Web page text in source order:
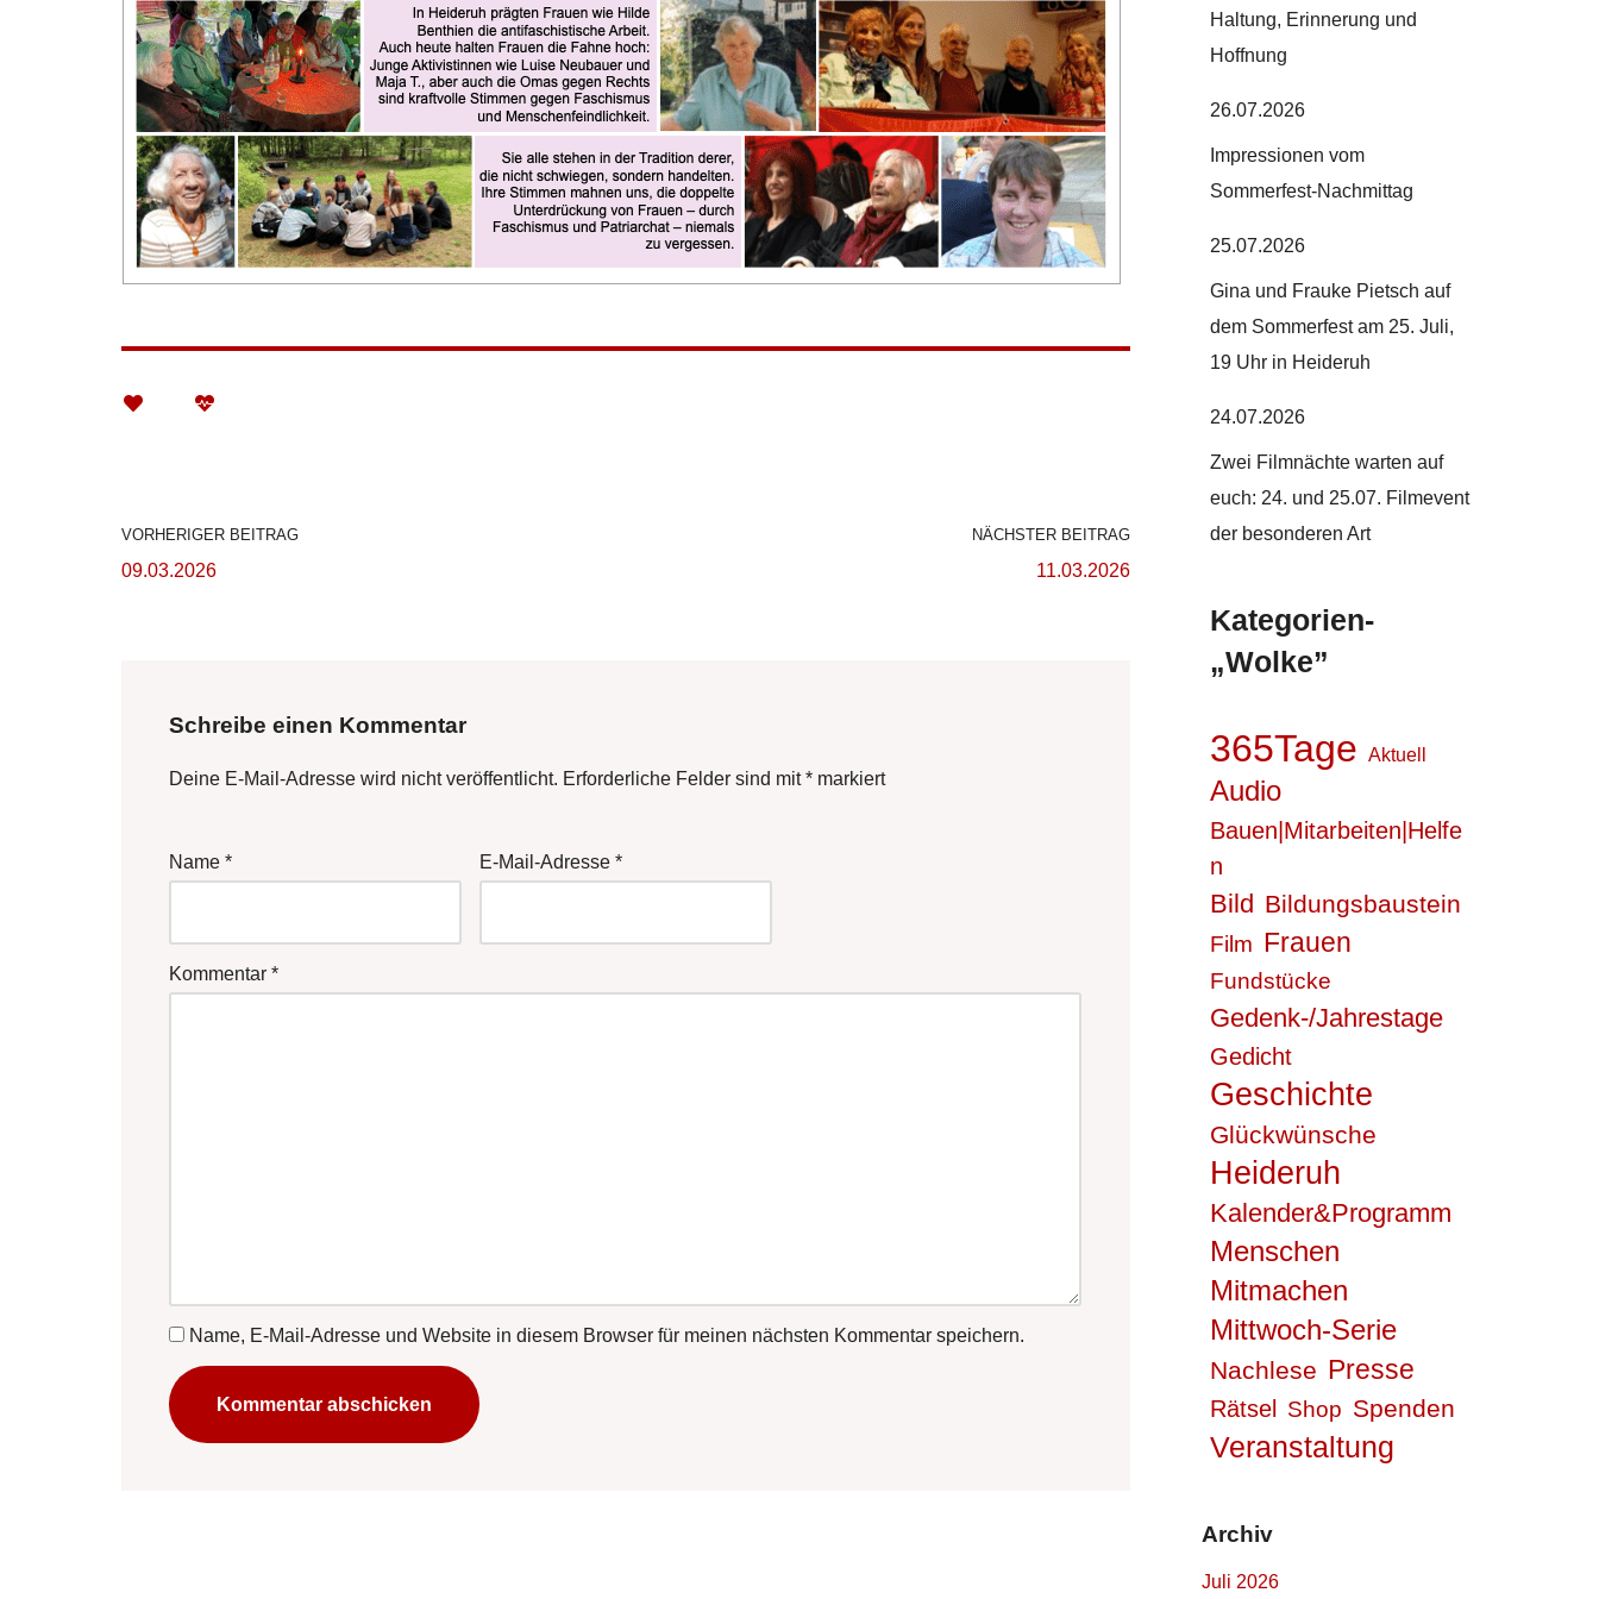
VORHERIGER BEITRAG
09.03.2026
NÄCHSTER BEITRAG
11.03.2026
Schreibe einen Kommentar
Deine E-Mail-Adresse wird nicht veröffentlicht. Erforderliche Felder sind mit* markiert
Name * E-Mail-Adresse *
Kommentar *
Name, E-Mail-Adresse und Website in diesem Browser für meinen nächsten Kommentar speichern.
Haltung, Erinnerung und
Hoffnung
26.07.2026
Impressionen vom
Sommerfest-Nachmittag
25.07.2026
Gina und Frauke Pietsch auf
dem Sommerfest am 25. Juli,
19 Uhr in Heideruh
24.07.2026
Zwei Filmnächte warten auf
euch: 24. und 25.07. Filmevent
der besonderen Art
Kategorien-
„Wolke”
365Tage Aktuell
Audio
Bauen|Mitarbeiten|Helfe
n
Bild Bildungsbaustein
Film Frauen
Fundstücke
Gedenk-/Jahrestage
Gedicht
Geschichte
Glückwünsche
Heideruh
Kalender&Programm
Menschen
Mitmachen
Mittwoch-Serie
Nachlese Presse
Rätsel Shop Spenden
Veranstaltung
Archiv
Juli 2026